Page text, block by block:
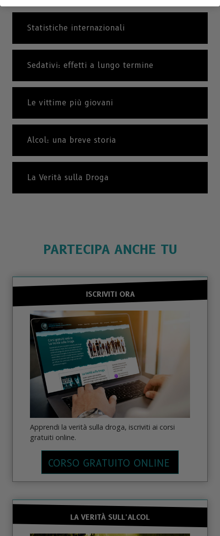
Statistiche internazionali
Sedativi: effetti a lungo termine
Le vittime più giovani
Alcol: una breve storia
La Verità sulla Droga
PARTECIPA ANCHE TU
ISCRIVITI ORA
Apprendi la verità sulla droga, iscriviti ai corsi
gratuiti online.
CORSO GRATUITO ONLINE
LA VERITÀ SULL’ALCOL